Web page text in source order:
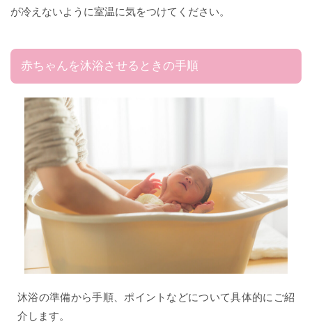
が冷えないように室温に気をつけてください。
赤ちゃんを沐浴させるときの手順
沐浴の準備から手順、ポイントなどについて具体的にご紹
介します。